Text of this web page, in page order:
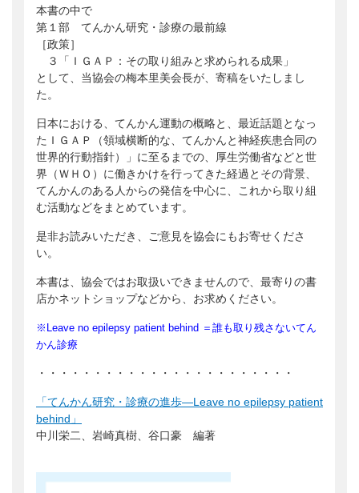
本書の中で
第１部 てんかん研究・診療の最前線
［政策］
３「ＩＧＡＰ：その取り組みと求められる成果」
として、当協会の梅本里美会長が、寄稿をいたしまし
た。
日本における、てんかん運動の概略と、最近話題となっ
たＩＧＡＰ（領域横断的な、てんかんと神経疾患合同の
世界的行動指針）」に至るまでの、厚生労働省などと世
界（ＷＨＯ）に働きかけを行ってきた経過とその背景、
てんかんのある人からの発信を中心に、これから取り組
む活動などをまとめています。
是非お読みいただき、ご意見を協会にもお寄せくださ
い。
本書は、協会ではお取扱いできませんので、最寄りの書
店かネットショップなどから、お求めください。
※Leave no epilepsy patient behind ＝誰も取り残さないてん
かん診療
・・・・・・・・・・・・・・・・・・・・・・・
「てんかん研究・診療の進歩―Leave no epilepsy patient
behind」
中川栄二、岩崎真樹、谷口豪 編著